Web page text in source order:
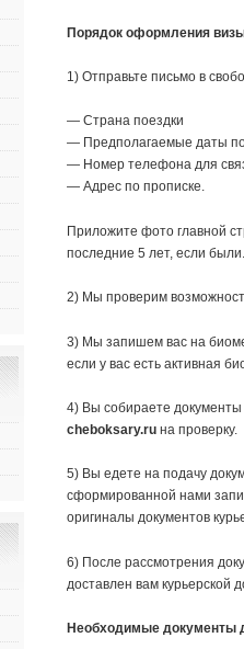
Порядок оформления
1) Отправьте письмо в
— Страна поездки
— Предполагаемые даты
— Номер телефона для
— Адрес по прописке.
Приложите фото главной
последние 5 лет, если были.
2) Мы проверим
3) Мы запишем вас на
если у вас есть активная
4) Вы собираете
cheboksary.ru на проверку.
5) Вы едете на подачу
сформированной нами
оригиналы документов
6) После рассмотрения
доставлен вам курьерской
Необходимые документы